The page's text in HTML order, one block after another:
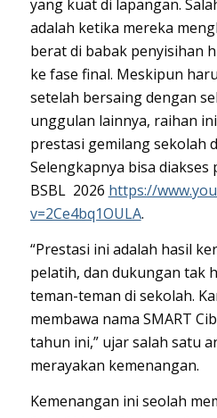
yang kuat di lapangan.
adalah ketika mereka
berat di babak penyisihan
ke fase final. Meskipun
setelah bersaing dengan
unggulan lainnya, raihan
prestasi gemilang sekolah
Selengkapnya bisa diakses
BSBL 2026 https://
v=2Ce4bq1OULA.
“Prestasi ini adalah hasil
pelatih, dan dukungan tak
teman-teman di sekolah.
membawa nama SMART
tahun ini,” ujar salah satu
merayakan kemenangan.
Kemenangan ini seolah